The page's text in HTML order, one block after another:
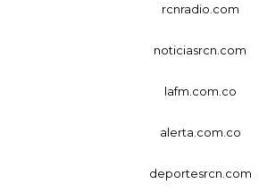
rcnradio.com
noticiasrcn.com
lafm.com.co
alerta.com.co
deportesrcn.com